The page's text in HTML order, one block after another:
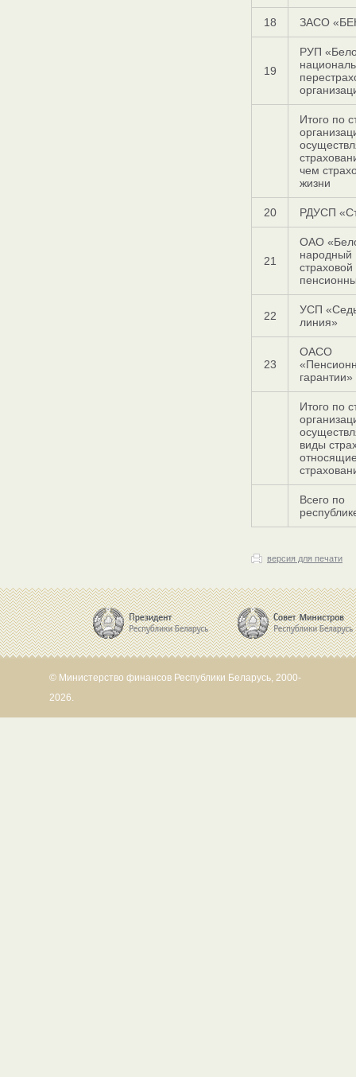
18 ЗАСО
19
РУП
Итого по
чем
жизни
20 РДУСП
21
ОАО
народный
страховой
22
УСП
линия»
23
ОАСО
гарантии»
Итого по
виды
Всего по
версия для печати
© Министерство финансов Республики Беларусь, 2000-
2026.